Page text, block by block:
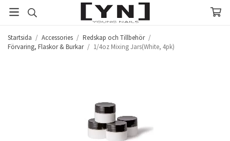
Startsida / Accessories / Redskap och Tillbehör /
Förvaring, Flaskor & Burkar / 1/4oz Mixing Jars(White, 4pk)